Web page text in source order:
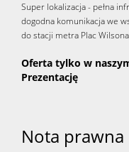
Super lokalizacja - pełna
dogodna komunikacja we
do stacji metra Plac
Oferta tylko w
Prezentację
Nota prawna